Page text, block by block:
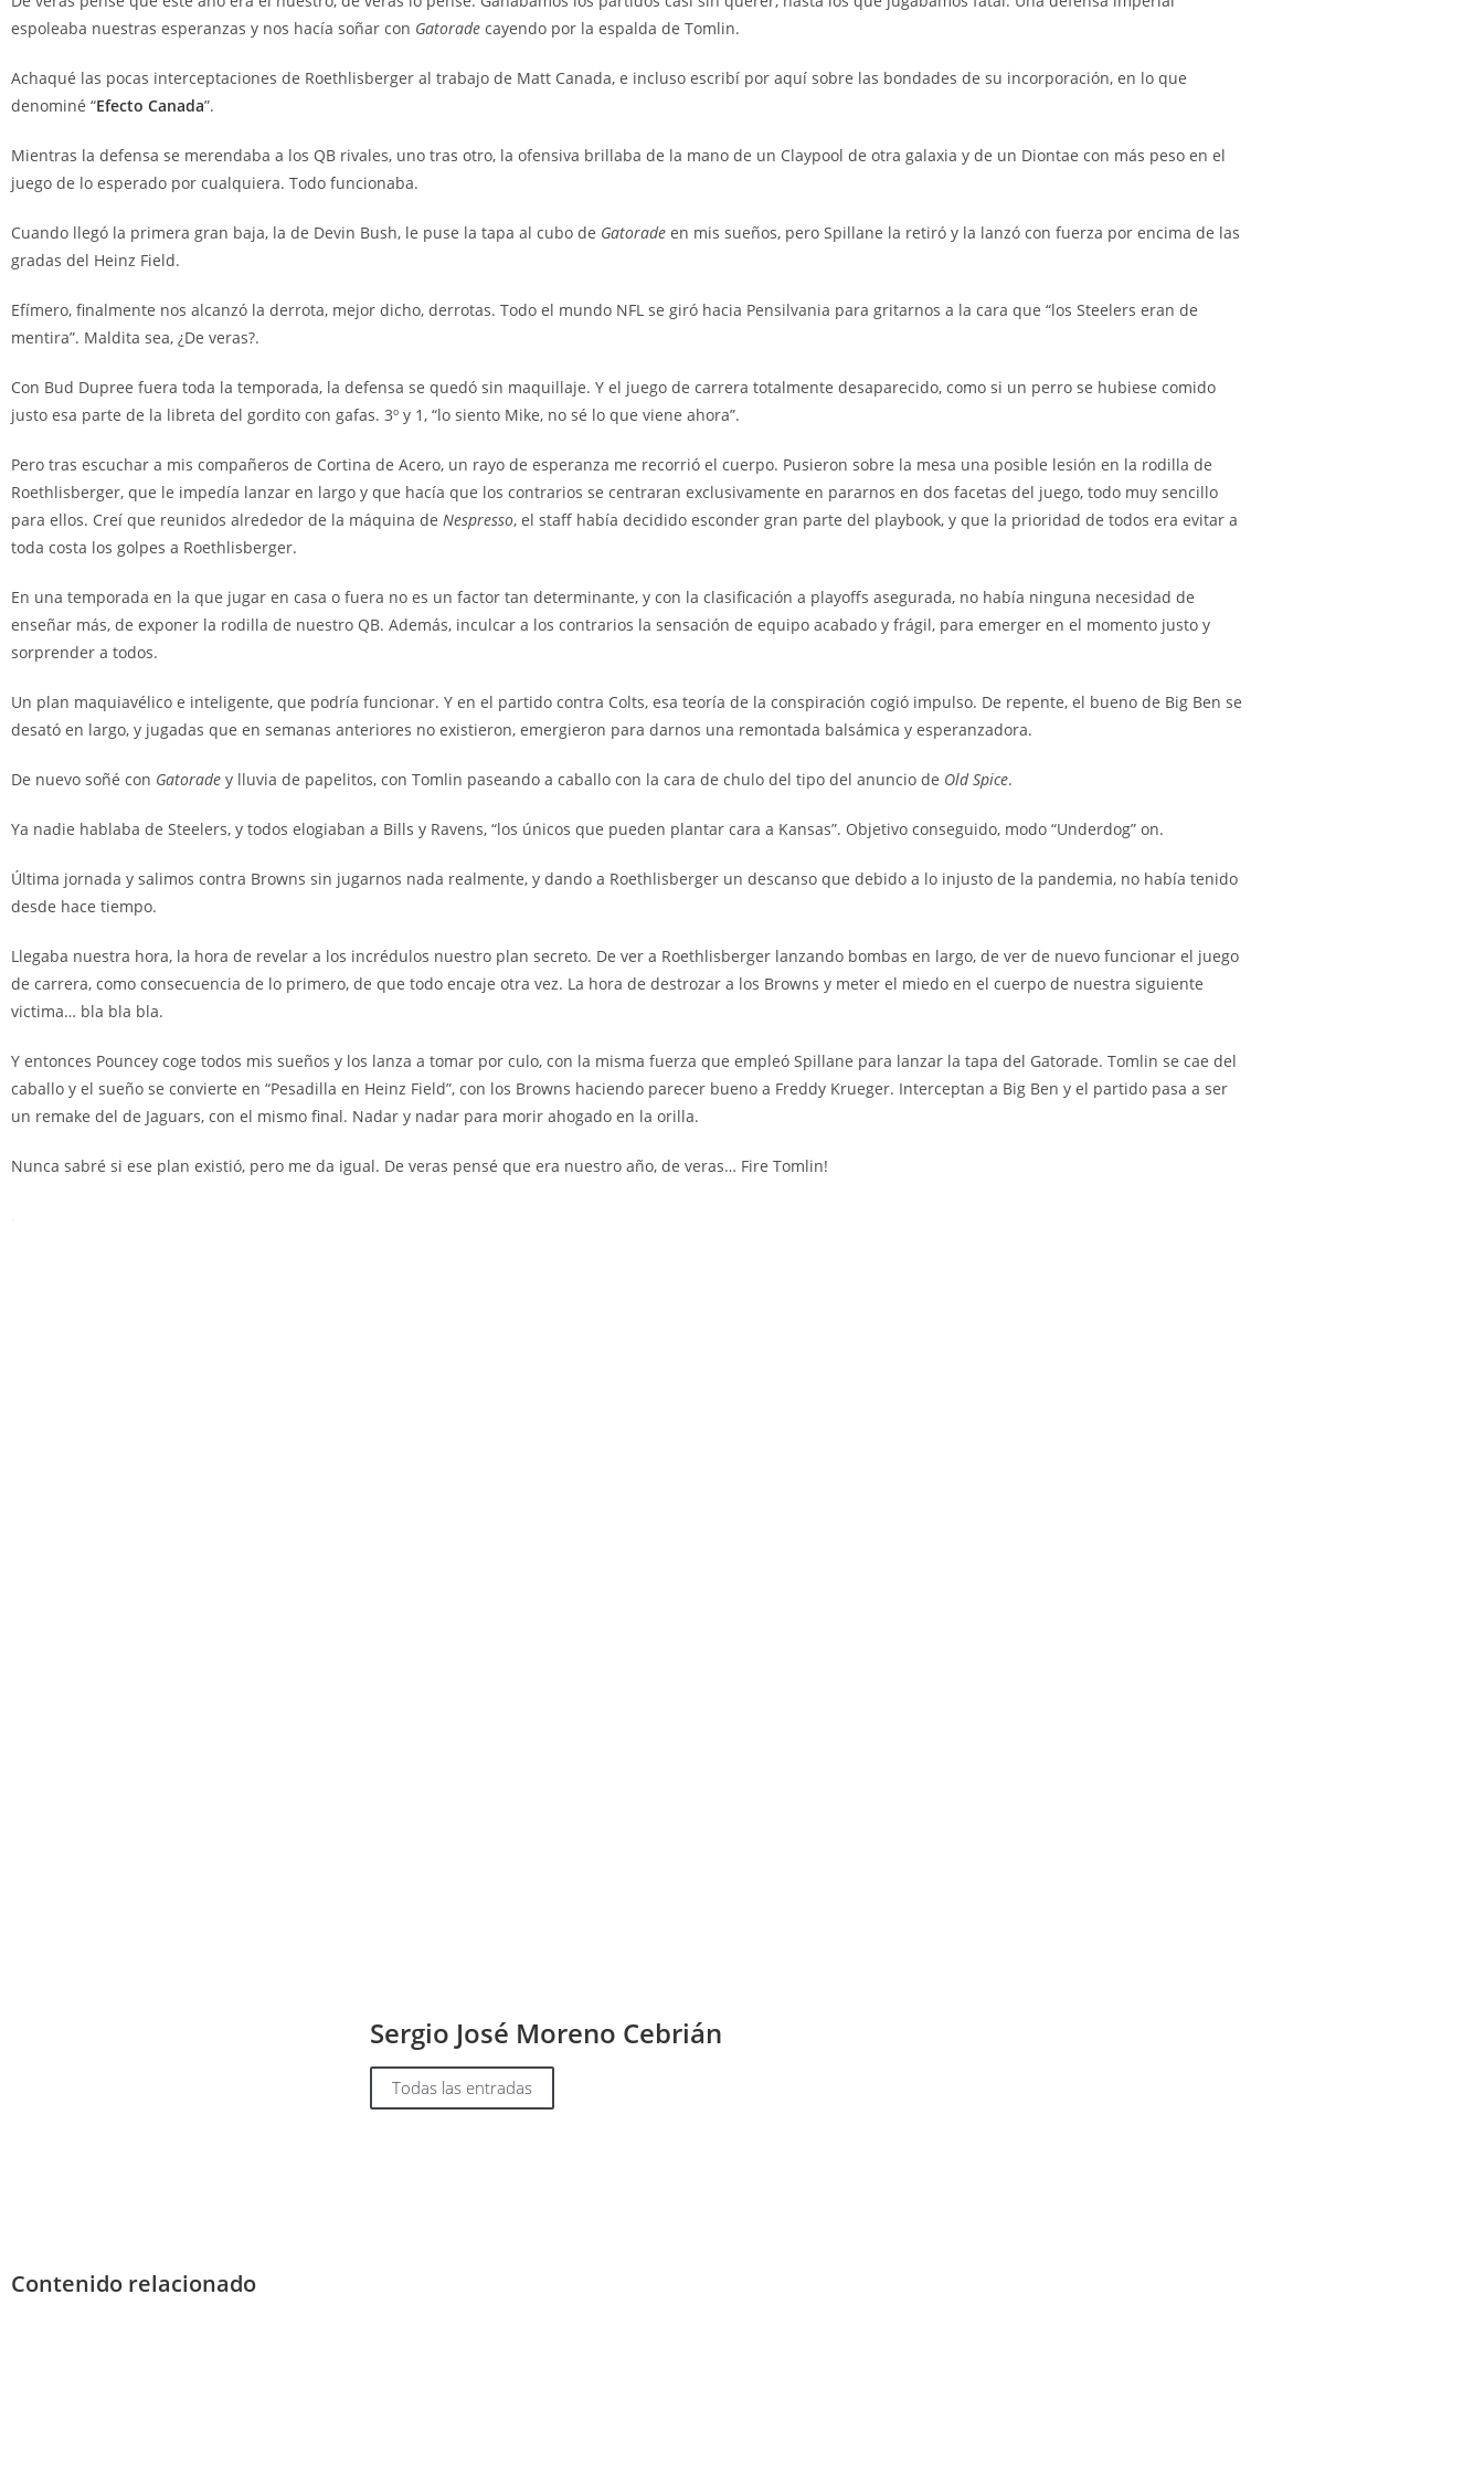
espoleaba nuestras esperanzas y nos hacía soñar con Gatorade cayendo por la espalda de Tomlin.
Achaqué las pocas interceptaciones de Roethlisberger al trabajo de Matt Canada, e incluso escribí por aquí sobre las bondades de su incorporación, en lo que
denominé “Efecto Canada”.
Mientras la defensa se merendaba a los QB rivales, uno tras otro, la ofensiva brillaba de la mano de un Claypool de otra galaxia y de un Diontae con más peso en el
juego de lo esperado por cualquiera. Todo funcionaba.
Cuando llegó la primera gran baja, la de Devin Bush, le puse la tapa al cubo de Gatorade en mis sueños, pero Spillane la retiró y la lanzó con fuerza por encima de las
gradas del Heinz Field.
Efímero, finalmente nos alcanzó la derrota, mejor dicho, derrotas. Todo el mundo NFL se giró hacia Pensilvania para gritarnos a la cara que “los Steelers eran de
mentira”. Maldita sea, ¿De veras?.
Con Bud Dupree fuera toda la temporada, la defensa se quedó sin maquillaje. Y el juego de carrera totalmente desaparecido, como si un perro se hubiese comido
justo esa parte de la libreta del gordito con gafas. 3º y 1, “lo siento Mike, no sé lo que viene ahora”.
Pero tras escuchar a mis compañeros de Cortina de Acero, un rayo de esperanza me recorrió el cuerpo. Pusieron sobre la mesa una posible lesión en la rodilla de
Roethlisberger, que le impedía lanzar en largo y que hacía que los contrarios se centraran exclusivamente en pararnos en dos facetas del juego, todo muy sencillo
para ellos. Creí que reunidos alrededor de la máquina de Nespresso, el staff había decidido esconder gran parte del playbook, y que la prioridad de todos era evitar a
toda costa los golpes a Roethlisberger.
En una temporada en la que jugar en casa o fuera no es un factor tan determinante, y con la clasificación a playoffs asegurada, no había ninguna necesidad de
enseñar más, de exponer la rodilla de nuestro QB. Además, inculcar a los contrarios la sensación de equipo acabado y frágil, para emerger en el momento justo y
sorprender a todos.
Un plan maquiavélico e inteligente, que podría funcionar. Y en el partido contra Colts, esa teoría de la conspiración cogió impulso. De repente, el bueno de Big Ben se
desató en largo, y jugadas que en semanas anteriores no existieron, emergieron para darnos una remontada balsámica y esperanzadora.
De nuevo soñé con Gatorade y lluvia de papelitos, con Tomlin paseando a caballo con la cara de chulo del tipo del anuncio de Old Spice.
Ya nadie hablaba de Steelers, y todos elogiaban a Bills y Ravens, “los únicos que pueden plantar cara a Kansas”. Objetivo conseguido, modo “Underdog” on.
Última jornada y salimos contra Browns sin jugarnos nada realmente, y dando a Roethlisberger un descanso que debido a lo injusto de la pandemia, no había tenido
desde hace tiempo.
Llegaba nuestra hora, la hora de revelar a los incrédulos nuestro plan secreto. De ver a Roethlisberger lanzando bombas en largo, de ver de nuevo funcionar el juego
de carrera, como consecuencia de lo primero, de que todo encaje otra vez. La hora de destrozar a los Browns y meter el miedo en el cuerpo de nuestra siguiente
victima… bla bla bla.
Y entonces Pouncey coge todos mis sueños y los lanza a tomar por culo, con la misma fuerza que empleó Spillane para lanzar la tapa del Gatorade. Tomlin se cae del
caballo y el sueño se convierte en “Pesadilla en Heinz Field”, con los Browns haciendo parecer bueno a Freddy Krueger. Interceptan a Big Ben y el partido pasa a ser
un remake del de Jaguars, con el mismo final. Nadar y nadar para morir ahogado en la orilla.
Nunca sabré si ese plan existió, pero me da igual. De veras pensé que era nuestro año, de veras… Fire Tomlin!
Sergio José Moreno Cebrián
Todas las entradas
Contenido relacionado